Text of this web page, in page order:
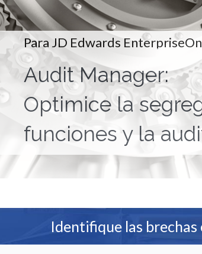
Para JD Edwards
Audit Manager:
Optimice la
funciones y la
Identifique las